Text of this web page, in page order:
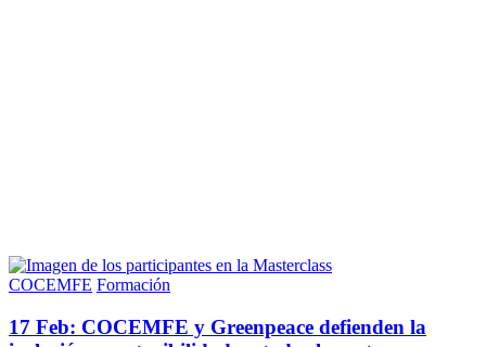
COCEMFE Formación
17 Feb: COCEMFE y Greenpeace defienden la